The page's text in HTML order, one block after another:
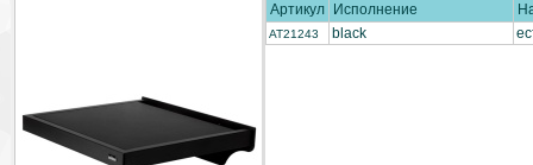
Артикул
Исполнение
AT21243 black